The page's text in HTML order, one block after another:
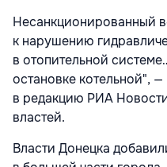
Несанкционированный
к нарушению
в отопительной
остановке котельной",
в редакцию РИА
властей.
Власти Донецка